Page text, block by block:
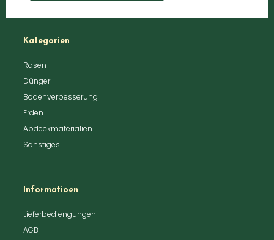
Kategorien
Rasen
Dünger
Bodenverbesserung
Erden
Abdeckmaterialien
Sonstiges
Informatioen
Lieferbediengungen
AGB